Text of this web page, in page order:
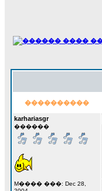
����������
karhariasgr
������
M���� ���: Dec 28,